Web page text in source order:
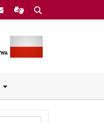
Poczta UJKInformacje dla